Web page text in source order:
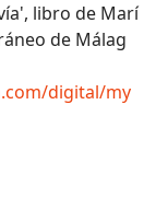
libro de Marí
de Málag
digital/my